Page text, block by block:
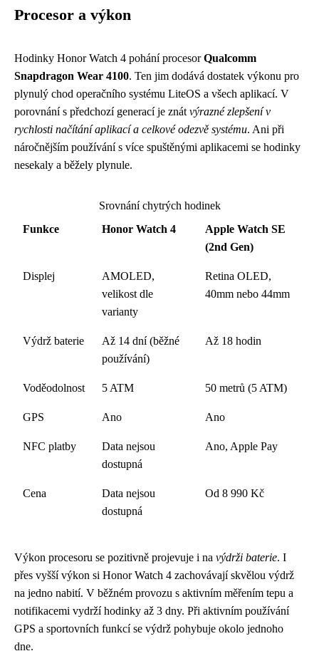
Procesor a výkon
Hodinky Honor Watch 4 pohání procesorQualcomm
Snapdragon Wear 4100. Ten jim dodává dostatek výkonu pro
plynulý chod operačního systému LiteOS a všech aplikací. V
porovnání s předchozí generací je znát výrazné zlepšení v
rychlosti načítání aplikací a celkové odezvě systému. Ani při
náročnějším používání s více spuštěnými aplikacemi se hodinky
nesekaly a běžely plynule.
Srovnání chytrých hodinek
Funkce
Honor Watch 4
Apple Watch SE
(2nd Gen)
Displej
AMOLED,
velikost dle
varianty
Retina OLED,
40mm nebo 44mm
Výdrž baterie
Až 14 dní (běžné
používání)
Až 18 hodin
Voděodolnost 5 ATM 50 metrů (5 ATM)
GPS Ano Ano
NFC platby
Data nejsou
dostupná
Ano, Apple Pay
Cena
Data nejsou
dostupná
Od 8 990 Kč
Výkon procesoru se pozitivně projevuje i na výdrži baterie. I
přes vyšší výkon si Honor Watch 4 zachovávají skvělou výdrž
na jedno nabití. V běžném provozu s aktivním měřením tepu a
notifikacemi vydrží hodinky až 3 dny. Při aktivním používání
GPS a sportovních funkcí se výdrž pohybuje okolo jednoho
dne.